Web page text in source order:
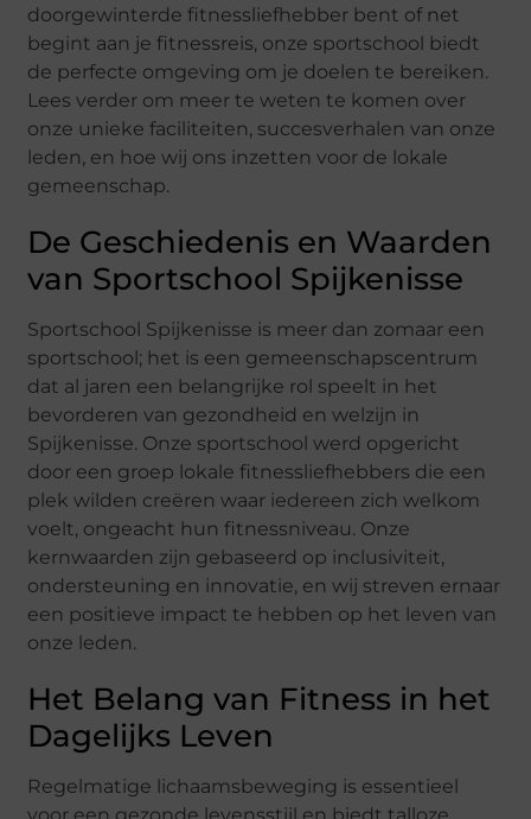
doorgewinterde fitnessliefhebber bent of net
begint aan je fitnessreis, onze sportschool biedt
de perfecte omgeving om je doelen te bereiken.
Lees verder om meer te weten te komen over
onze unieke faciliteiten, succesverhalen van onze
leden, en hoe wij ons inzetten voor de lokale
gemeenschap.
De Geschiedenis en Waarden
van Sportschool Spijkenisse
Sportschool Spijkenisse is meer dan zomaar een
sportschool; het is een gemeenschapscentrum
dat al jaren een belangrijke rol speelt in het
bevorderen van gezondheid en welzijn in
Spijkenisse. Onze sportschool werd opgericht
door een groep lokale fitnessliefhebbers die een
plek wilden creëren waar iedereen zich welkom
voelt, ongeacht hun fitnessniveau. Onze
kernwaarden zijn gebaseerd op inclusiviteit,
ondersteuning en innovatie, en wij streven ernaar
een positieve impact te hebben op het leven van
onze leden.
Het Belang van Fitness in het
Dagelijks Leven
Regelmatige lichaamsbeweging is essentieel